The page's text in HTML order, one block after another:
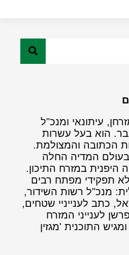
עיתונאי ומנכ"ל
הוא בעל עשרות
הכתובה והמצולמת.
המדיה החלה
היפנית במזרח התיכון.
תפקידי מפתח רבים
מנכ"ל רשות השידור,
כתב לענייניי שטחים,
לענייני המזרח
התוכנית 'מגזין